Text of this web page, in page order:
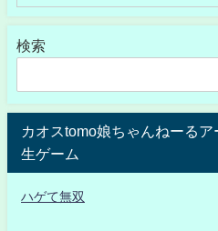
検索
カオスtomo娘ちゃんねーる
生ゲーム
ハゲて無双